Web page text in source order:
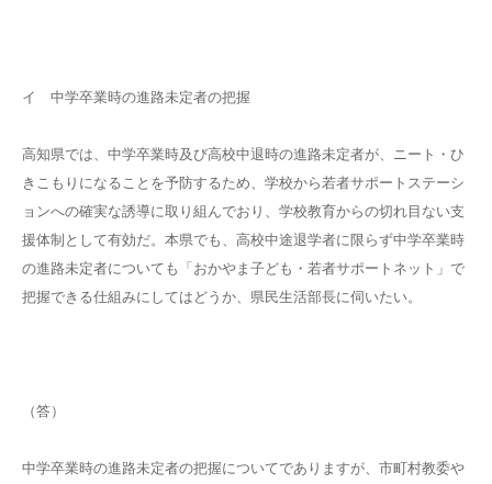
イ 中学卒業時の進路未定者の把握
高知県では、中学卒業時及び高校中退時の進路未定者が、ニート・ひ
きこもりになることを予防するため、学校から若者サポートステーシ
ョンへの確実な誘導に取り組んでおり、学校教育からの切れ目ない支
援体制として有効だ。本県でも、高校中途退学者に限らず中学卒業時
の進路未定者についても「おかやま子ども・若者サポートネット」で
把握できる仕組みにしてはどうか、県民生活部長に伺いたい。
（答）
中学卒業時の進路未定者の把握についてでありますが、市町村教委や